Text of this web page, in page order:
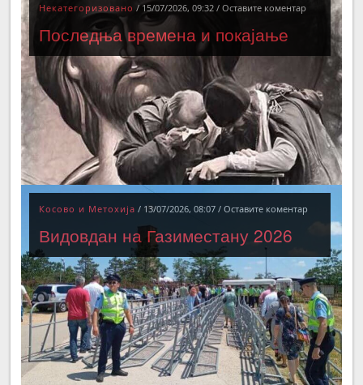
Некатегоризовано / 15/07/2026, 09:32 / Оставите коментар
Последња времена и покајање
Косово и Метохија / 13/07/2026, 08:07 / Оставите коментар
Видовдан на Газиместану 2026